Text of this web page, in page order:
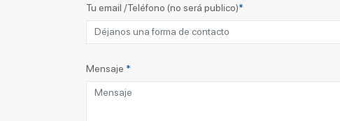
Tu email /Teléfono (no será publico)*
Mensaje *